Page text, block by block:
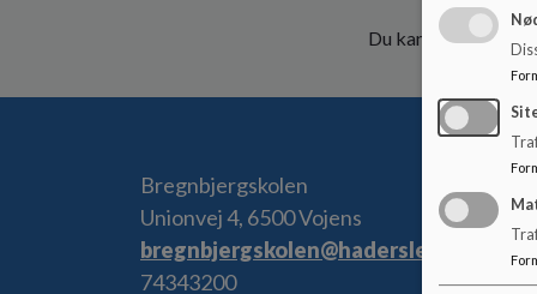
Du kan se mere om
Bregnbjergskolen
Unionvej 4, 6500 Vojens
bregnbjergskolen@haderslev.dk
74343200